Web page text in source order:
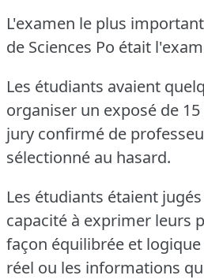
L'examen le plus
de Sciences Po était
Les étudiants avaient
organiser un exposé de
jury confirmé de
sélectionné au hasard.
Les étudiants étaient
capacité à exprimer leurs
façon équilibrée et
réel ou les informations